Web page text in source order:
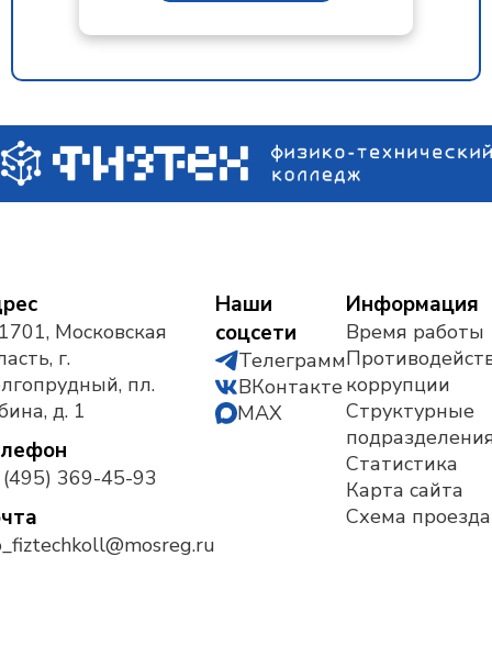
Московская
г.
пл.
д. 1
369-45-93
Наши
соцсети
Телеграмм
ВКонтакте
MAX
Информация
Время работы
коррупции
Структурные
Статистика
Карта сайта
Схема проезда